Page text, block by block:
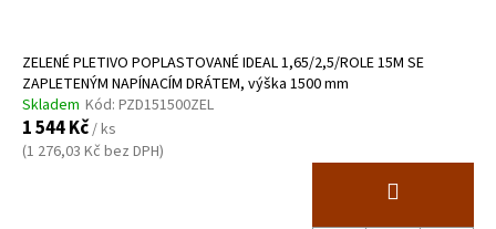
ZELENÉ PLETIVO POPLASTOVANÉ IDEAL 1,65/2,5/ROLE 15M SE
ZAPLETENÝM NAPÍNACÍM DRÁTEM, výška 1500 mm
Skladem Kód: PZD151500ZEL
1 544 Kč/ ks
(1 276,03 Kč bez DPH)